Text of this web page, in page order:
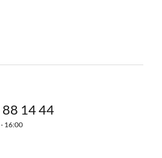
14 44
16:00